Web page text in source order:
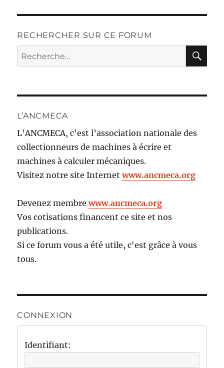
RECHERCHER SUR CE FORUM
Recherche
pour :
L’ANCMECA
L'ANCMECA, c'est l’association nationale des
collectionneurs de machines à écrire et
machines à calculer mécaniques.
Visitez notre site Internetwww.ancmeca.org
Devenez membrewww.ancmeca.org
Vos cotisations financent ce site et nos
publications.
Si ce forum vous a été utile, c'est grâce à vous
tous.
CONNEXION
Identifiant: